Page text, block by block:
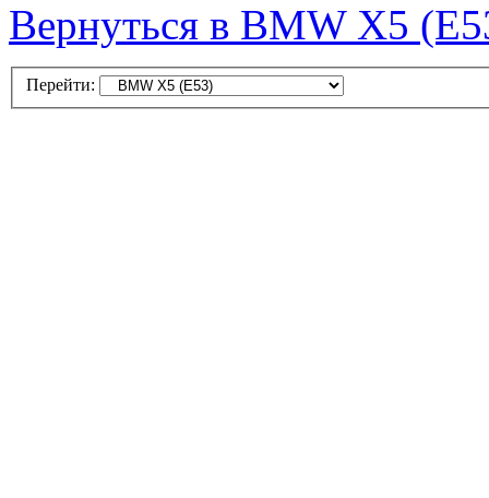
Вернуться в BMW X5
Перейти: